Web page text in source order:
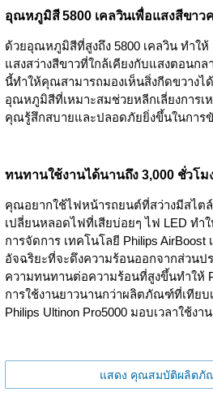
อุณหภูมิสี 5800 เคลวินเพื่อแสงสีขาว
ด้วยอุณหภูมิสีที่สูงถึง 5800 เคลวิน ทำให้
แสงสว่างสีขาวที่ใกล้เคียงกับแสงตอนก
นี้ทำให้คุณสามารถมองเห็นสิ่งกีดขวางไ
อุณหภูมิสีที่เหมาะสมช่วยหลีกเลี่ยงการเ
คุณรู้สึกสบายและปลอดภัยยิ่งขึ้นในการ
ทนทานใช้งานได้นานถึง 3,000 ชั่วโม
คุณอยากใช้ไฟหน้ารถยนต์ที่สว่างมีสไต
เปลี่ยนหลอดไฟที่เสียบ่อยๆ ไฟ LED ทำ
การจัดการ เทคโนโลยี Philips
อัจฉริยะที่จะดึงความร้อนออกจากส่วน
ความทนทานต่อความร้อนที่สูงขึ้นทำให้
การใช้งานยาวนานกว่าผลิตภัณฑ์ที่เทีย
Philips Ultinon Pro5000 มอบเวลาใช้งา
แสดง คุณสมบัติผลิตภั